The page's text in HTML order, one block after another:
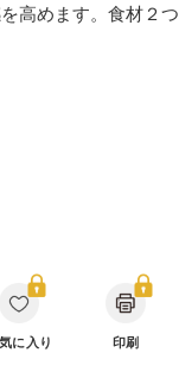
高めます。食材２つ
に入り 印刷